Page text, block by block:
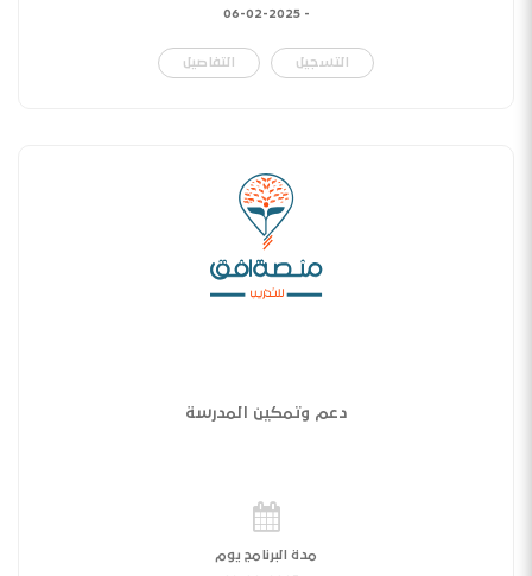
-
06-02-2025
التسجيل التفاصيل
دعم وتمكين المدرسة
مدة البرنامج يوم